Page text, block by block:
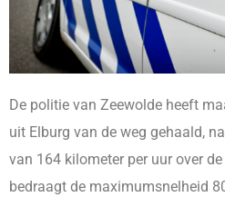
De politie van Zeewolde heeft
uit Elburg van de weg gehaald,
van 164 kilometer per uur over
bedraagt de maximumsnelheid